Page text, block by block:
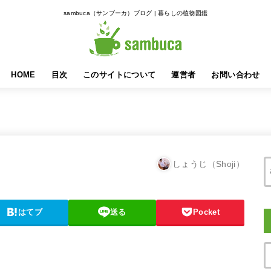
sambuca（サンブーカ）ブログ | 暮らしの植物図鑑
HOME 目次 このサイトについて 運営者 お問い合わせ
しょうじ（Shoji）
はてブ 送る Pocket